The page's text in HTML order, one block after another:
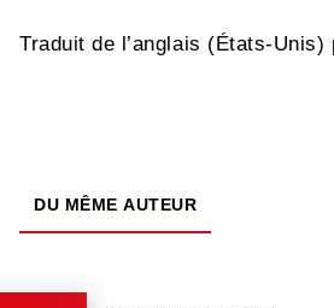
Traduit de l’anglais (États-Unis)
DU MÊME AUTEUR